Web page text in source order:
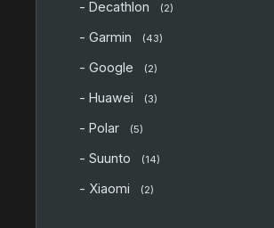
- Decathlon (2)
- Garmin (43)
- Google (2)
- Huawei (3)
- Polar (5)
- Suunto (14)
- Xiaomi (2)